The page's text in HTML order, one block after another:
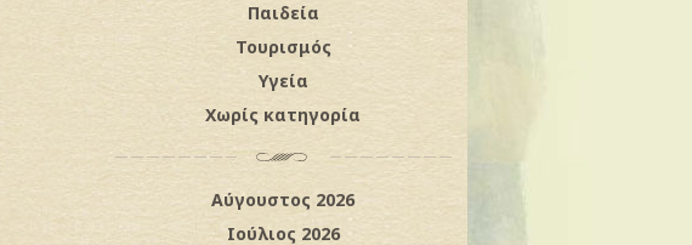
Παιδεία
Τουρισμός
Υγεία
Χωρίς κατηγορία
Αύγουστος 2026
Ιούλιος 2026